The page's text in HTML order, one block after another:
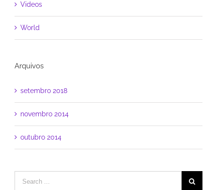
Videos
World
Arquivos
setembro 2018
novembro 2014
outubro 2014